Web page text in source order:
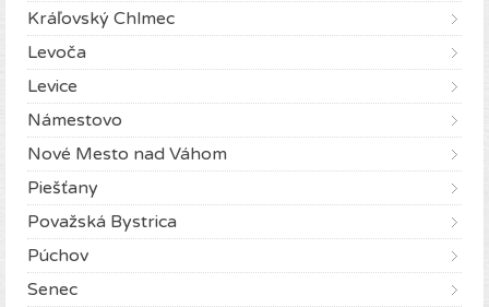
Kráľovský Chlmec
Levoča
Levice
Námestovo
Nové Mesto nad Váhom
Piešťany
Považská Bystrica
Púchov
Senec